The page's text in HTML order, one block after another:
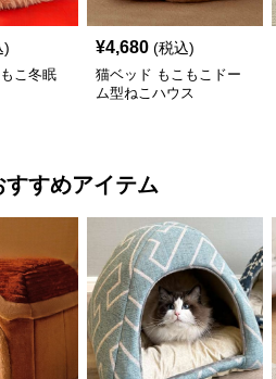
)
こ冬眠
¥4,680 (税込)
猫ベッド もこもこドー
ム型ねこハウス
すすめアイテム